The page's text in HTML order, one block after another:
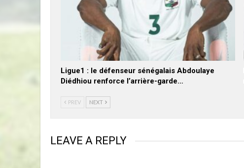
Ligue1 : le défenseur sénégalais Abdoulaye
Diédhiou renforce l’arrière-garde…
PREV NEXT
LEAVE A REPLY